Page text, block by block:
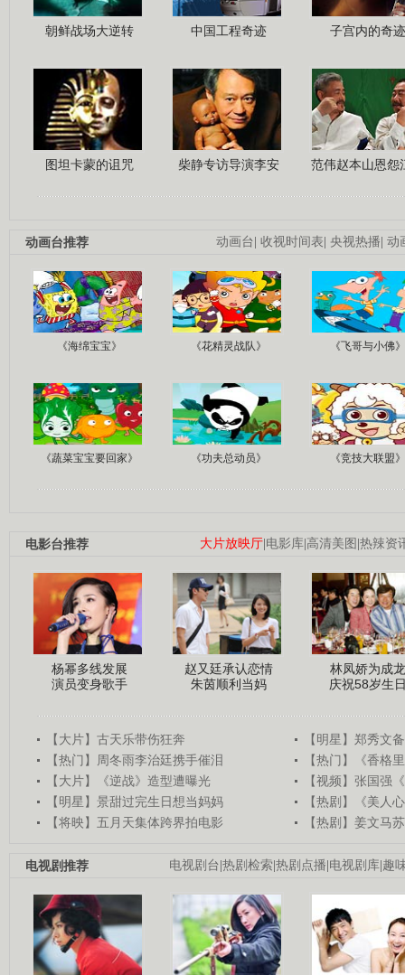
朝鲜战场大逆转 中国工程奇迹 子宫内的奇迹
图坦卡蒙的诅咒 柴静专访导演李安 范伟赵本山恩怨
动画台| 收视时间表| 央视热播| 动
动画台推荐
《海绵宝宝》 《花精灵战队》 《飞哥与小佛》
《蔬菜宝宝要回家》 《功夫总动员》 《竞技大联盟》
大片放映厅|电影库|高清美图 |热辣资
电影台推荐
杨幂多线发展
演员变身歌手
赵又廷承认恋情
朱茵顺利当妈
林凤娇为成龙
庆祝58岁生
【大片】古天乐带伤狂奔
【明星】郑秀文
【热门】周冬雨李治廷携手催泪
【热门】《香格
【大片】《逆战》造型遭曝光
【视频】张国强
【明星】景甜过完生日想当妈妈
【热剧】《美人
【将映】五月天集体跨界拍电影
【热剧】姜文马
电视剧台|热剧检索|热剧点播|电视剧库|趣
电视剧推荐